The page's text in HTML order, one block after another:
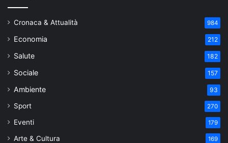
Cronaca & Attualità 984
Economia 212
Salute 182
Sociale 157
Ambiente 93
Sport 270
Eventi 179
Arte & Cultura 169